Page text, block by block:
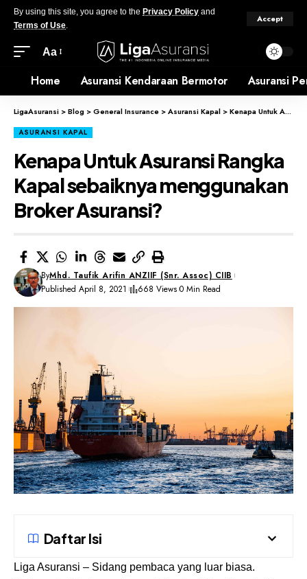
By using this site, you agree to the Privacy Policy and
Terms of Use.
Accept
Aa
Home Asuransi Kendaraan Bermotor Asuransi
LigaAsuransi >Blog >General Insurance >Asuransi Kapal >Kenapa Untuk Asuransi Rangka Kapal sebaiknya menggunakan Broker Asuransi?
ASURANSI KAPAL
Kenapa Untuk Asuransi Rangka
Kapal sebaiknya menggunakan
Broker Asuransi?
ByMhd. Taufik Arifin ANZIIF (Snr. Assoc) CIIB
Published April 8, 2021
668 Views 0 Min Read
Daftar Isi
Liga Asuransi – Sidang pembaca yang luar biasa.